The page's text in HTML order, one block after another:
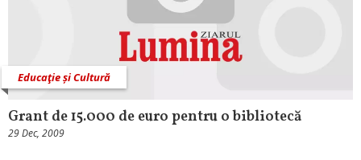
Educaţie și Cultură
Grant de 15.000 de euro pentru o bibliotecă
29 Dec, 2009